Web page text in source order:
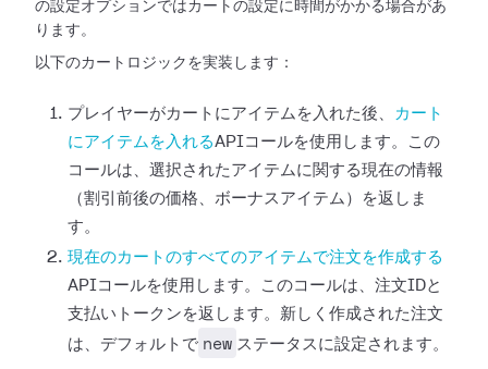
の設定オプションではカートの設定に時間がかかる場合があ
ります。
以下のカートロジックを実装します：
プレイヤーがカートにアイテムを入れた後、
カート
にアイテムを入れるAPIコールを使用します。この
コールは、選択されたアイテムに関する現在の情報
（割引前後の価格、ボーナスアイテム）を返しま
す。
現在のカートのすべてのアイテムで注文を作成する
APIコールを使用します。このコールは、注文IDと
支払いトークンを返します。新しく作成された注文
は、デフォルトで new ステータスに設定されます。